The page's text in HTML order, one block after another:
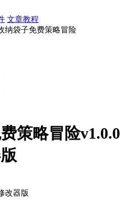
文章教程
纳袋子免费策略冒险
策略冒险v1.0.0
改器版